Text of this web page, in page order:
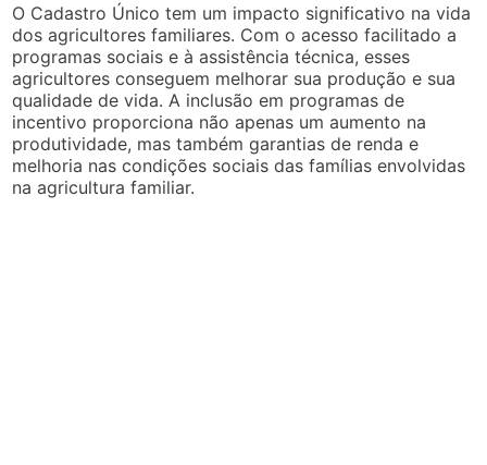
O Cadastro Único tem um impacto significativo na vida
dos agricultores familiares. Com o acesso facilitado a
programas sociais e à assistência técnica, esses
agricultores conseguem melhorar sua produção e sua
qualidade de vida. A inclusão em programas de
incentivo proporciona não apenas um aumento na
produtividade, mas também garantias de renda e
melhoria nas condições sociais das famílias envolvidas
na agricultura familiar.